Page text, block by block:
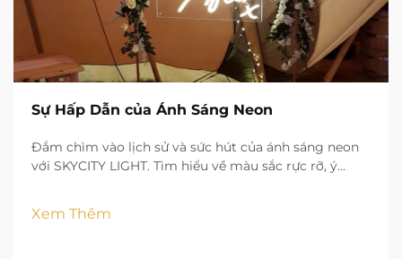
Sự Hấp Dẫn của Ánh Sáng Neon
Đắm chìm vào lịch sử và sức hút của ánh sáng neon
với SKYCITY LIGHT. Tìm hiểu về màu sắc rực rỡ, ý
Xem Thêm